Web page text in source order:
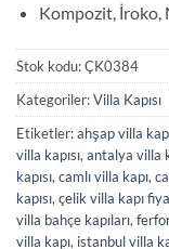
Kompozit, İroko,
Stok kodu:ÇK0384
Kategoriler:Villa Kapısı
Etiketler:ahşap villa
villa kapısı, antalya villa
kapısı, camlı villa kapı,
kapısı, çelik villa kapı
villa bahçe kapıları,
villa kapı, istanbul villa